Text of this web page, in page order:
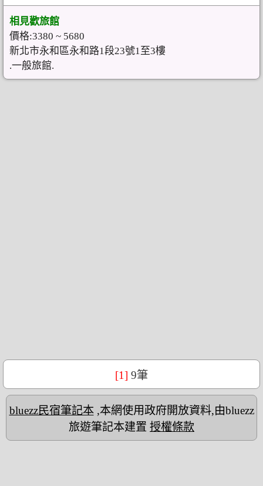
相見歡旅館
價格:3380 ~ 5680
新北市永和區永和路1段23號1至3樓
.一般旅館.
[1] 9筆
bluezz民宿筆記本,本網使用政府開放資料,由bluezz
旅遊筆記本建置 授權條款